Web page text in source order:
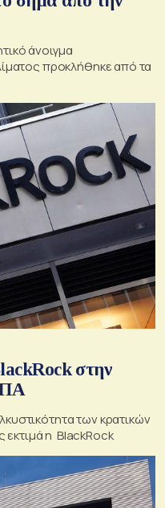
άνοιγμα
προκλήθηκε από τα
στην
των κρατικών
εκτιμά η BlackRock